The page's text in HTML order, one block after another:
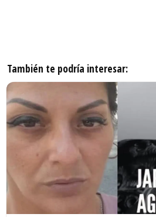
También te podría interesar: